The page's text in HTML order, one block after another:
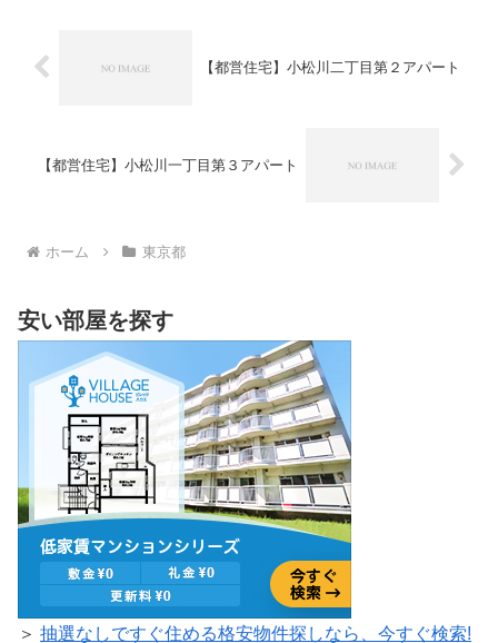
【都営住宅】小松川二丁目第２アパート
【都営住宅】小松川一丁目第３アパート
ホーム 東京都
安い部屋を探す
＞ 抽選なしですぐ住める格安物件探しなら、今すぐ検索!